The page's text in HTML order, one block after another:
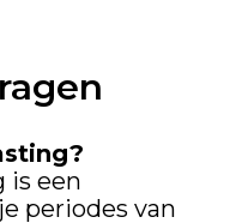
een
periodes van